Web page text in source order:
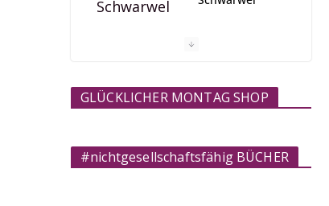
MAGAZIN
GLÜCKLICHER MONTAG SHOP
#nichtgesellschaftsfähig BÜCHER